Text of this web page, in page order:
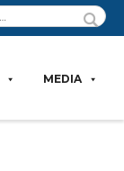
MEDIA